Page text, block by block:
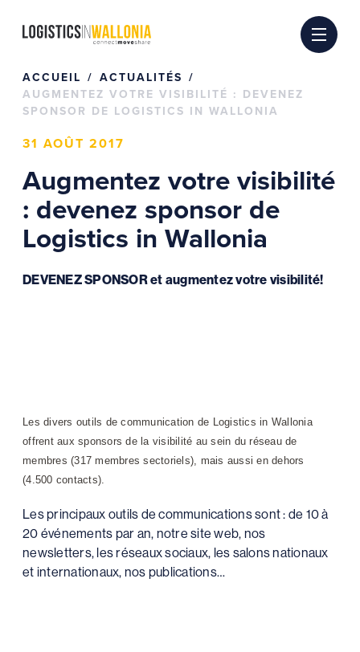
ACCUEIL
ACTUALITÉS
AUGMENTEZ VOTRE VISIBILITÉ : DEVENEZ
SPONSOR DE LOGISTICS IN WALLONIA
31 AOÛT 2017
Augmentez votre visibilité
: devenez sponsor de
Logistics in Wallonia
DEVENEZ SPONSOR et augmentez votre visibilité!
Les divers outils de communication de Logistics in Wallonia
offrent aux sponsors de la visibilité au sein du réseau de
membres (317 membres sectoriels), mais aussi en dehors
(4.500 contacts).
Les principaux outils de communications sont : de 10 à
20 événements par an, notre site web, nos
newsletters, les réseaux sociaux, les salons nationaux
et internationaux, nos publications…